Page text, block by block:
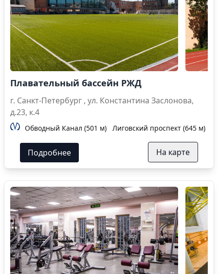
Плавательный бассейн РЖД
г. Санкт-Петербург , ул. Константина Заслонова,
д.23, к.4
Обводный Канал (501 м) Лиговский проспект (645 м)
Подробнее На карте